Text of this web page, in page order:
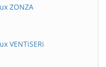
ZONZA
VENTiSERi